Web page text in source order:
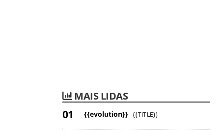
MAIS LIDAS
{{evolution}} {{TITLE}}